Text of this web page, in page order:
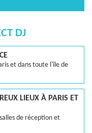
DJ
et dans toute l'île de
LIEUX À PARIS ET
de réception et